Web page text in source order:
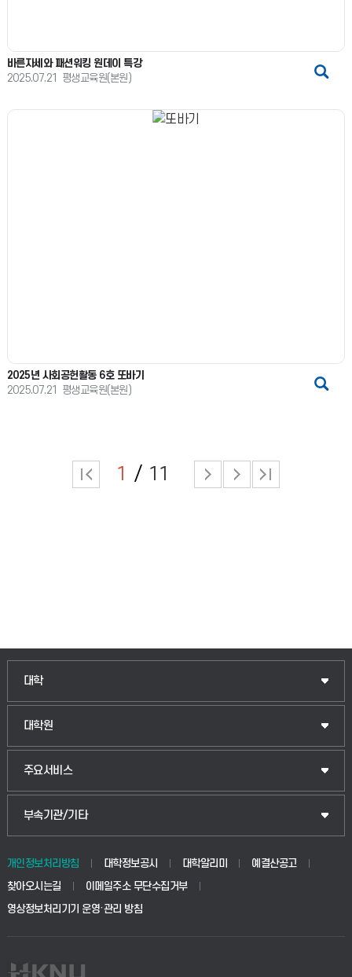
바른자세와 패션워킹 원데이 특강
2025.07.21
평생교육원(본원)
2025년 사회공헌활동 6호 또바기
2025.07.21
평생교육원(본원)
1 11
대학
인문융합공공인재학부
법경영학부
웰니스산업융합학부
생명공학부
사회안전시스템공학부
대학원
일반대학원
산업대학원
공공정책대학원
교육대학원
주요서비스
입학안내
웹메일
학사시스템(전문학사 및 전공심화)
사이버캠퍼스(전문학사 및 전공심화)
부속기관/기타
중앙도서관
학생생활관(안성)
개인정보처리방침 대학정보공시 대학알리미
예결산공고
찾아오시는길
이메일주소 무단수집거부
영상정보처리기기 운영·관리 방침